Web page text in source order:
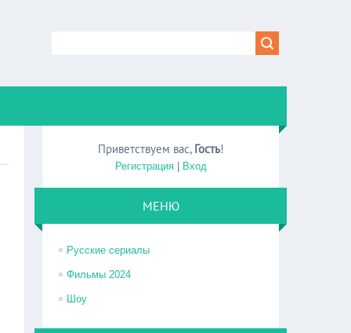
Приветствуем вас, Гость!
Регистрация| Вход
МЕНЮ
Русские сериалы
Фильмы 2024
Шоу